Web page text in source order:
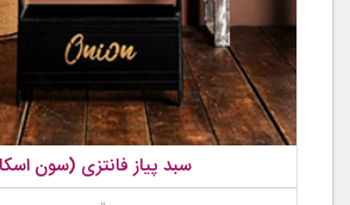
سبد پیاز فانتزی (سون